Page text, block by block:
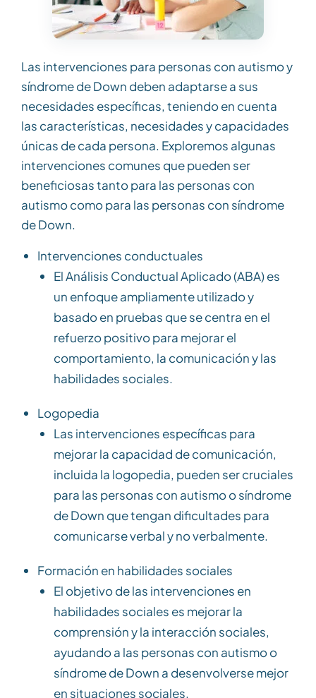
Las intervenciones para personas con autismo y
síndrome de Down deben adaptarse a sus
necesidades específicas, teniendo en cuenta
las características, necesidades y capacidades
únicas de cada persona. Exploremos algunas
intervenciones comunes que pueden ser
beneficiosas tanto para las personas con
autismo como para las personas con síndrome
de Down.
Intervenciones conductuales
El Análisis Conductual Aplicado (ABA) es
un enfoque ampliamente utilizado y
basado en pruebas que se centra en el
refuerzo positivo para mejorar el
comportamiento, la comunicación y las
habilidades sociales.
Logopedia
Las intervenciones específicas para
mejorar la capacidad de comunicación,
incluida la logopedia, pueden ser cruciales
para las personas con autismo o síndrome
de Down que tengan dificultades para
comunicarse verbal y no verbalmente.
Formación en habilidades sociales
El objetivo de las intervenciones en
habilidades sociales es mejorar la
comprensión y la interacción sociales,
ayudando a las personas con autismo o
síndrome de Down a desenvolverse mejor
en situaciones sociales.